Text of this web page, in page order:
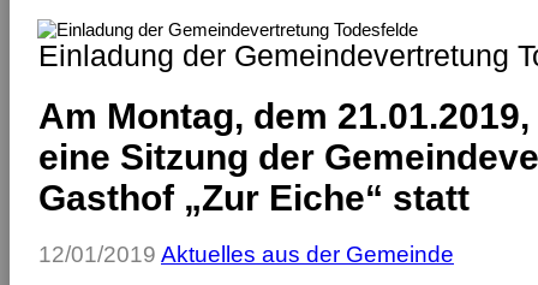
Einladung der Gemeindevertretung
Am Montag, dem
eine Sitzung der
Gasthof „Zur Eiche“ statt
12/01/2019 Aktuelles aus der Gemeinde